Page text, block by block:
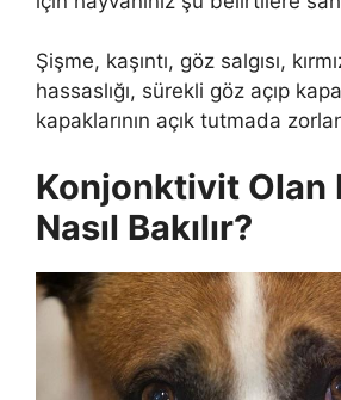
Şişme, kaşıntı, göz salgısı,
hassaslığı, sürekli göz açıp
kapaklarının açık tutmada
Konjonktivit Olan
Nasıl Bakılır?